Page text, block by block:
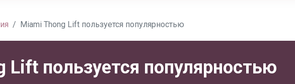
Miami Thong Lift пользуется популярностью
Lift пользуется популярностью